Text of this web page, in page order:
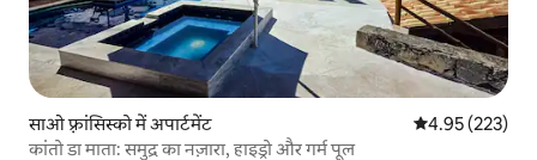
साओ फ़्रांसिस्को में अपार्टमेंट औसत रेटिंग 5 में से
4.95 (223)
कांतो डा माता: समुद्र का नज़ारा, हाइड्रो और गर्म पूल